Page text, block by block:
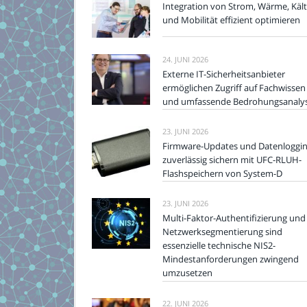
Integration von Strom, Wärme,
und Mobilität effizient optimieren
24. JUNI 2026
Externe IT-Sicherheitsanbieter
ermöglichen Zugriff auf Fachwissen
und umfassende
23. JUNI 2026
Firmware-Updates und
zuverlässig sichern mit UFC-RLUH-
Flashspeichern von System-D
23. JUNI 2026
Multi-Faktor-Authentifizierung und
Netzwerksegmentierung sind
essenzielle technische NIS2-
Mindestanforderungen zwingend
umzusetzen
22. JUNI 2026